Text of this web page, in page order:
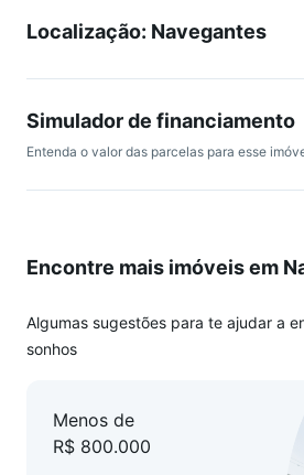
Localização: Navegantes
Simulador de financiamento
Entenda o valor das parcelas para esse
Encontre mais imóveis em
Algumas sugestões para te ajudar a
sonhos
Menos de
R$ 800.000